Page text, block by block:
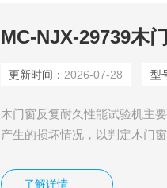
MC-NJX-29739木
更新时间： 2026-07-28 型
木门窗反复耐久性能试验机主
产生的损坏情况，以判定木门窗
了解详情